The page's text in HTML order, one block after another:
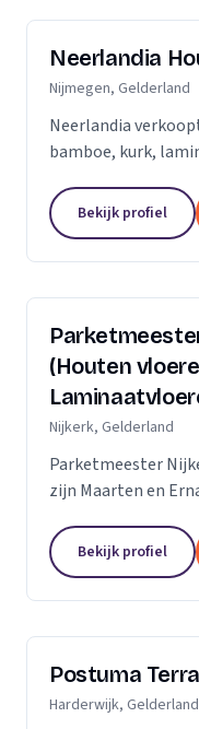
Neerlandia
Nijmegen, Gelderland
Neerlandia
bamboe, kurk,
kunt u bij ons
familiebedrijf in
Bekijk profiel
(Houten
Nijkerk, Gelderland
Parketmeester
zijn Maarten en
aangesloten,
zelfstandige...
Bekijk profiel
Postuma
Harderwijk, Gelderland